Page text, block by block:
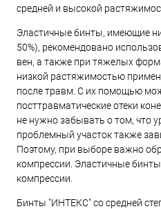
средней и высокой
Эластичные бинты, имеющие
50%), рекомендовано
вен, а также при тяжелых
низкой растяжимостью
после травм. С их помощью
посттравматические отеки
не нужно забывать о том, что
проблемный участок также
Поэтому, при выборе важно
компрессии. Эластичные
компрессии.
Бинты "ИНТЕКС" со средней